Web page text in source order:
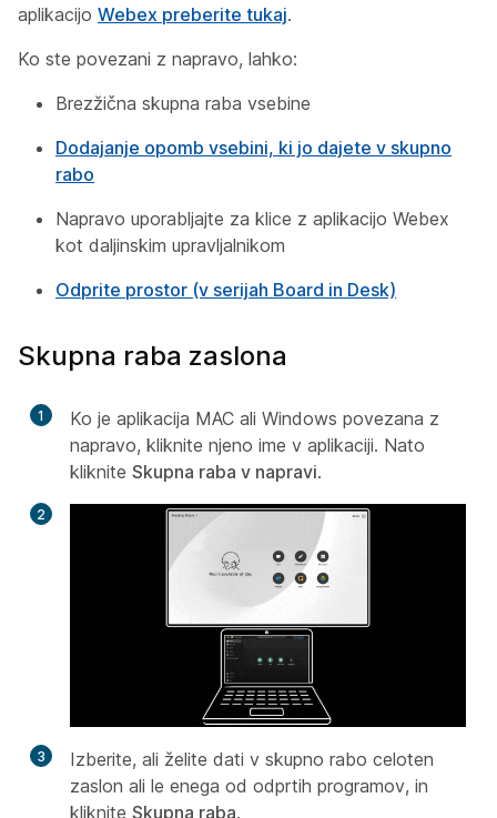
aplikacijo Webex preberite tukaj.
Ko ste povezani z napravo, lahko:
Brezžična skupna raba vsebine
Dodajanje opomb vsebini, ki jo dajete v skupno
rabo
Napravo uporabljajte za klice z aplikacijo Webex
kot daljinskim upravljalnikom
Odprite prostor (v serijah Board in Desk)
Skupna raba zaslona
1
Ko je aplikacija MAC ali Windows povezana z
napravo, kliknite njeno ime v aplikaciji. Nato
kliknite Skupna raba v napravi.
2
3
Izberite, ali želite dati v skupno rabo celoten
zaslon ali le enega od odprtih programov, in
kliknite Skupna raba.